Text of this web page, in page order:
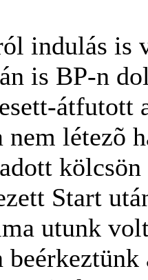
indulás is
is BP-n
átfutott
nem létezõ
Start
utunk